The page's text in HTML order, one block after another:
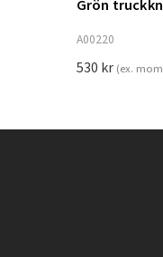
Lägg
Grön
A00220
530 kr (ex.